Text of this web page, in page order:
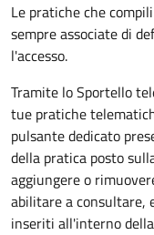
Le pratiche che
sempre associate di
l'accesso.
Tramite lo Sportello
tue pratiche
pulsante dedicato
della pratica posto
aggiungere o
abilitare a consultare,
inseriti all'interno